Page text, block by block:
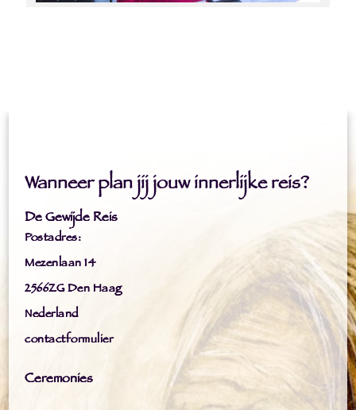
Wanneer plan jij jouw innerlijke reis?
De Gewijde Reis
Postadres:
Mezenlaan 14
2566ZG Den Haag
Nederland
contactformulier
Ceremonies